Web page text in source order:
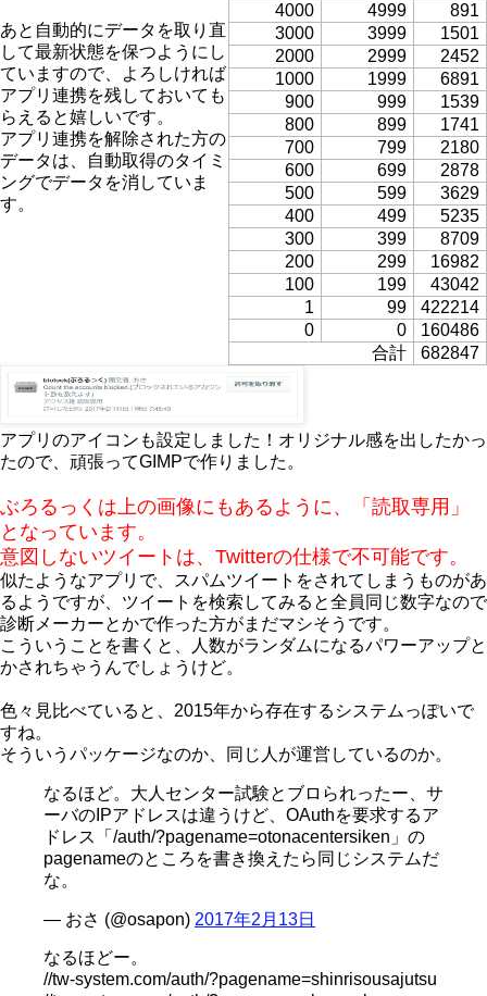
4000
4999
891
3000
3999
1501
2000
2999
2452
1000
1999
6891
900
999
1539
800
899
1741
700
799
2180
600
699
2878
500
599
3629
400
499
5235
300
399
8709
200
299
16982
100
199
43042
1
99
422214
0
0
160486
合計
682847
あと自動的にデータを取り直
して最新状態を保つようにし
ていますので、よろしければ
アプリ連携を残しておいても
らえると嬉しいです。
アプリ連携を解除された方の
データは、自動取得のタイミ
ングでデータを消していま
す。
アプリのアイコンも設定しました！オリジナル感を出したかっ
たので、頑張ってGIMPで作りました。
ぶろるっくは上の画像にもあるように、「読取専用」
となっています。
意図しないツイートは、Twitterの仕様で不可能です。
似たようなアプリで、スパムツイートをされてしまうものがあ
るようですが、ツイートを検索してみると全員同じ数字なので
診断メーカーとかで作った方がまだマシそうです。
こういうことを書くと、人数がランダムになるパワーアップと
かされちゃうんでしょうけど。
色々見比べていると、2015年から存在するシステムっぽいで
すね。
そういうパッケージなのか、同じ人が運営しているのか。
なるほど。大人センター試験とブロられったー、サ
ーバのIPアドレスは違うけど、OAuthを要求するア
ドレス「/auth/?pagename=otonacentersiken」の
pagenameのところを書き換えたら同じシステムだ
な。
— おさ (@osapon) 2017年2月13日
なるほどー。
//tw-system.com/auth/?pagename=shinrisousajutsu